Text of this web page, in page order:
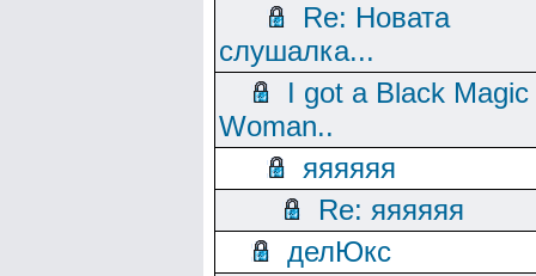
Re: Новата
слушалка...
I got a Black Magic
Woman..
яяяяяя
Re: яяяяяя
делЮкс